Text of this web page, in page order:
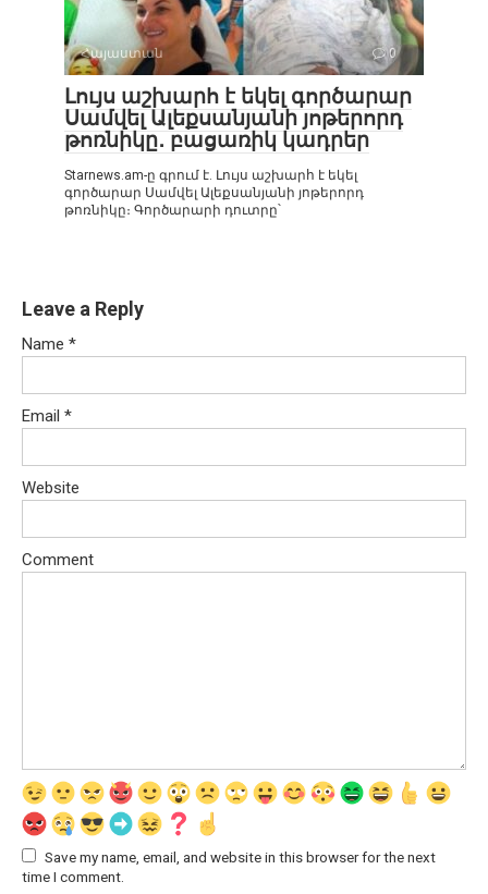
Հայաստան 0
Լույս աշխարհ է եկել գործարար
Սամվել Ալեքսանյանի յոթերորդ
թոռնիկը․ բացառիկ կադրեր
Starnews.am-ը գրում է. Լույս աշխարհ է եկել
գործարար Սամվել Ալեքսանյանի յոթերորդ
թոռնիկը։ Գործարարի դուտրը՝
Leave a Reply
Name *
Email *
Website
Comment
Save my name, email, and website in this browser for the next
time I comment.